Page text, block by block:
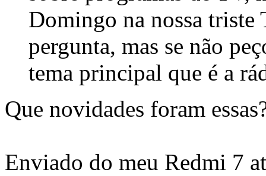
Domingo na nossa
pergunta, mas se não
tema principal que é a
Que novidades foram
Enviado do meu Redmi 7